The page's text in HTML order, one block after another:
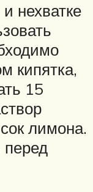
нехватке
кипятка,
15
лимона.